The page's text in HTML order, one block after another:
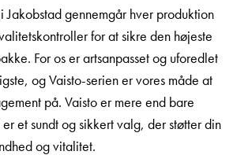
Jakobstad gennemgår hver produktion
for at sikre den højeste
For os er artsanpasset og uforedlet
og Vaisto-serien er vores måde at
på. Vaisto er mere end bare
et sundt og sikkert valg, der støtter din
og vitalitet.